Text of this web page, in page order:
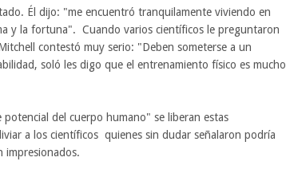
Él dijo: "me encuentró tranquilamente viviendo en
y la fortuna". Cuando varios científicos le preguntaron
contestó muy serio: "Deben someterse a un
soló les digo que el entrenamiento físico es mucho
del cuerpo humano" se liberan estas
a los científicos quienes sin dudar señalaron podría
impresionados.